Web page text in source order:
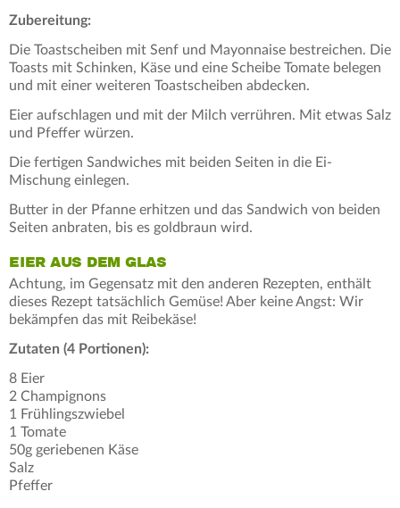
Zubereitung:
Die Toastscheiben mit Senf und Mayonnaise bestreichen. Die
Toasts mit Schinken, Käse und eine Scheibe Tomate belegen
und mit einer weiteren Toastscheiben abdecken.
Eier aufschlagen und mit der Milch verrühren. Mit etwas Salz
und Pfeffer würzen.
Die fertigen Sandwiches mit beiden Seiten in die Ei-
Mischung einlegen.
Butter in der Pfanne erhitzen und das Sandwich von beiden
Seiten anbraten, bis es goldbraun wird.
EIER AUS DEM GLAS
Achtung, im Gegensatz mit den anderen Rezepten, enthält
dieses Rezept tatsächlich Gemüse! Aber keine Angst: Wir
bekämpfen das mit Reibekäse!
Zutaten (4 Portionen):
8 Eier
2 Champignons
1 Frühlingszwiebel
1 Tomate
50g geriebenen Käse
Salz
Pfeffer